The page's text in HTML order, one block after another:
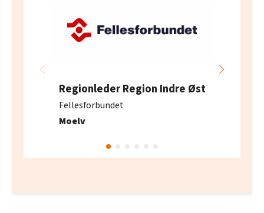
Regionleder Region Indre Øst
Fellesforbundet
Moelv